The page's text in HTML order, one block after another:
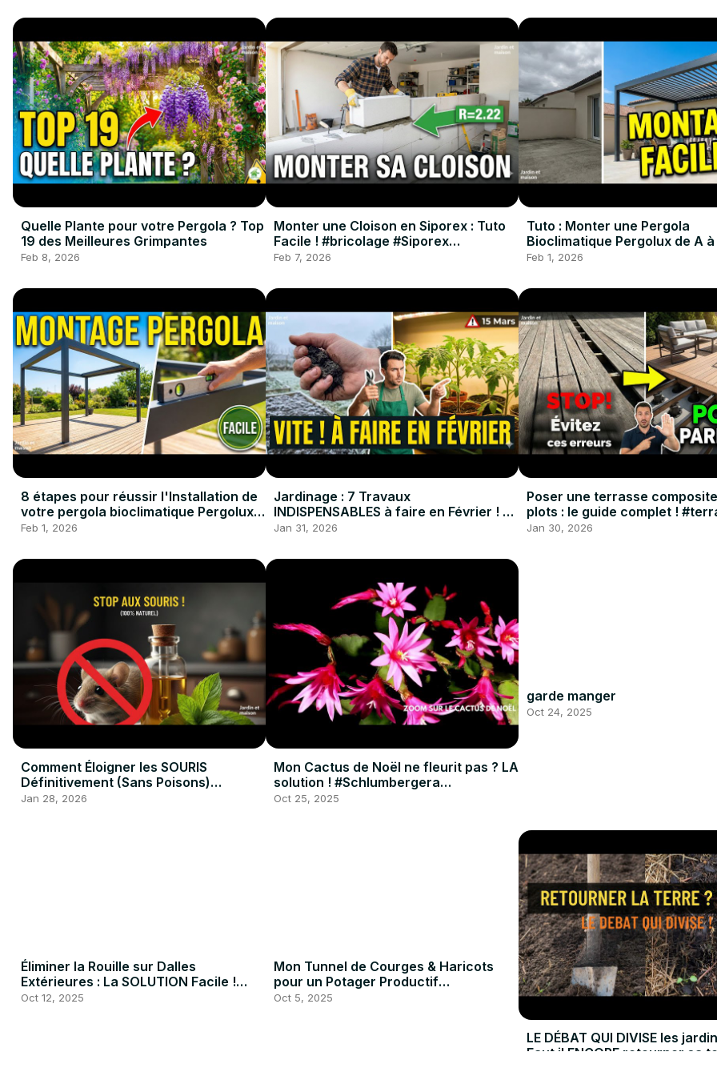
Quelle Plante pour votre Pergola ? Top
19 des Meilleures Grimpantes
Feb 8, 2026
Monter une Cloison en Siporex : Tuto
Facile ! #bricolage #Siporex
#renovation
Feb 7, 2026
Tuto : Monter une Pergola
Bioclimatique Pergolux de A à
#Pergola #DIY #Tuto
Feb 1, 2026
8 étapes pour réussir l'Installation de
votre pergola bioclimatique Pergolux
#pergola #bricolage
Feb 1, 2026
Jardinage : 7 Travaux
INDISPENSABLES à faire en Février ! 🌿
#Potager #Jardin #DIY
Jan 31, 2026
Poser une terrasse
plots : le guide complet !
#bricolage #tuto
Jan 30, 2026
Comment Éloigner les SOURIS
Définitivement (Sans Poisons)
#jardinage #bricolage #naturel
Jan 28, 2026
Mon Cactus de Noël ne fleurit pas ? LA
solution ! #Schlumbergera
#AstuceJardin #Fleurs
Oct 25, 2025
garde manger
Oct 24, 2025
Éliminer la Rouille sur Dalles
Extérieures : La SOLUTION Facile !
#Bricolage #Entretien #Terrasse
Oct 12, 2025
Mon Tunnel de Courges & Haricots
pour un Potager Productif
#permaculture #diy #potager
Oct 5, 2025
LE DÉBAT QUI DIVISE les
Faut il ENCORE retourner sa